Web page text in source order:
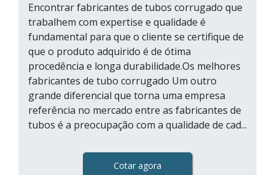
Encontrar fabricantes de tubos corrugado que
trabalhem com expertise e qualidade é
fundamental para que o cliente se certifique de
que o produto adquirido é de ótima
procedência e longa durabilidade.Os melhores
fabricantes de tubo corrugado Um outro
grande diferencial que torna uma empresa
referência no mercado entre as fabricantes de
tubos é a preocupação com a qualidade de cad...
Cotar agora